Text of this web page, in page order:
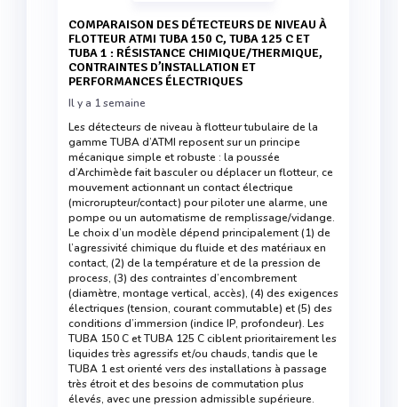
COMPARAISON DES DÉTECTEURS DE NIVEAU À
FLOTTEUR ATMI TUBA 150 C, TUBA 125 C ET
TUBA 1 : RÉSISTANCE CHIMIQUE/THERMIQUE,
CONTRAINTES D’INSTALLATION ET
PERFORMANCES ÉLECTRIQUES
Il y a 1 semaine
Les détecteurs de niveau à flotteur tubulaire de la
gamme TUBA d’ATMI reposent sur un principe
mécanique simple et robuste : la poussée
d’Archimède fait basculer ou déplacer un flotteur, ce
mouvement actionnant un contact électrique
(microrupteur/contact) pour piloter une alarme, une
pompe ou un automatisme de remplissage/vidange.
Le choix d’un modèle dépend principalement (1) de
l’agressivité chimique du fluide et des matériaux en
contact, (2) de la température et de la pression de
process, (3) des contraintes d’encombrement
(diamètre, montage vertical, accès), (4) des exigences
électriques (tension, courant commutable) et (5) des
conditions d’immersion (indice IP, profondeur). Les
TUBA 150 C et TUBA 125 C ciblent prioritairement les
liquides très agressifs et/ou chauds, tandis que le
TUBA 1 est orienté vers des installations à passage
très étroit et des besoins de commutation plus
élevés, avec une pression admissible supérieure.